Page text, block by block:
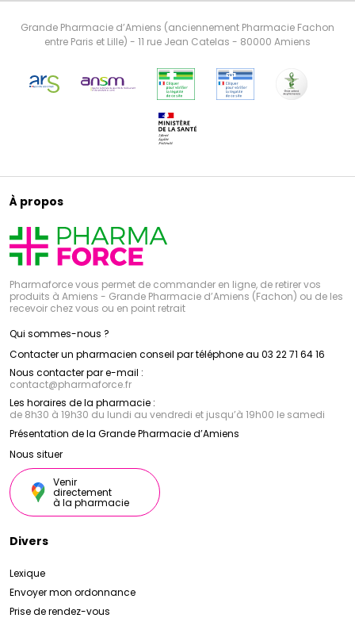
Grande Pharmacie d’Amiens (anciennement Pharmacie Fachon
entre Paris et Lille) - 11 rue Jean Catelas - 80000 Amiens
À propos
Pharmaforce vous permet de commander en ligne, de retirer vos
produits à Amiens - Grande Pharmacie d’Amiens (Fachon) ou de les
recevoir chez vous ou en point retrait
Qui sommes-nous ?
Contacter un pharmacien conseil par téléphone au 03 22 71 64 16
Nous contacter par e-mail :
contact@pharmaforce.fr
Les horaires de la pharmacie :
de 8h30 à 19h30 du lundi au vendredi et jusqu’à 19h00 le samedi
Présentation de la Grande Pharmacie d’Amiens
Nous situer
Venir
directement
à la pharmacie
Divers
Lexique
Envoyer mon ordonnance
Prise de rendez-vous